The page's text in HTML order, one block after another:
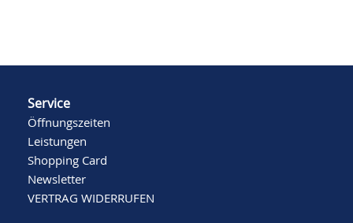
Service
Öffnungszeiten
Leistungen
Shopping Card
Newsletter
VERTRAG WIDERRUFEN